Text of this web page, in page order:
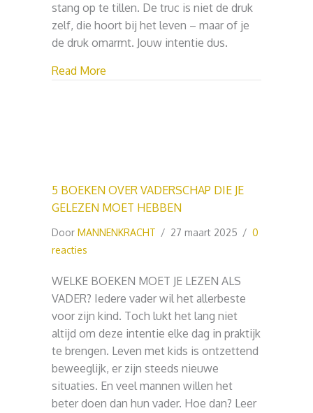
stang op te tillen. De truc is niet de druk
zelf, die hoort bij het leven – maar of je
de druk omarmt. Jouw intentie dus.
Read More
5 BOEKEN OVER VADERSCHAP DIE JE
GELEZEN MOET HEBBEN
Door MANNENKRACHT / 27 maart 2025 / 0
reacties
WELKE BOEKEN MOET JE LEZEN ALS
VADER? Iedere vader wil het allerbeste
voor zijn kind. Toch lukt het lang niet
altijd om deze intentie elke dag in praktijk
te brengen. Leven met kids is ontzettend
beweeglijk, er zijn steeds nieuwe
situaties. En veel mannen willen het
beter doen dan hun vader. Hoe dan? Leer